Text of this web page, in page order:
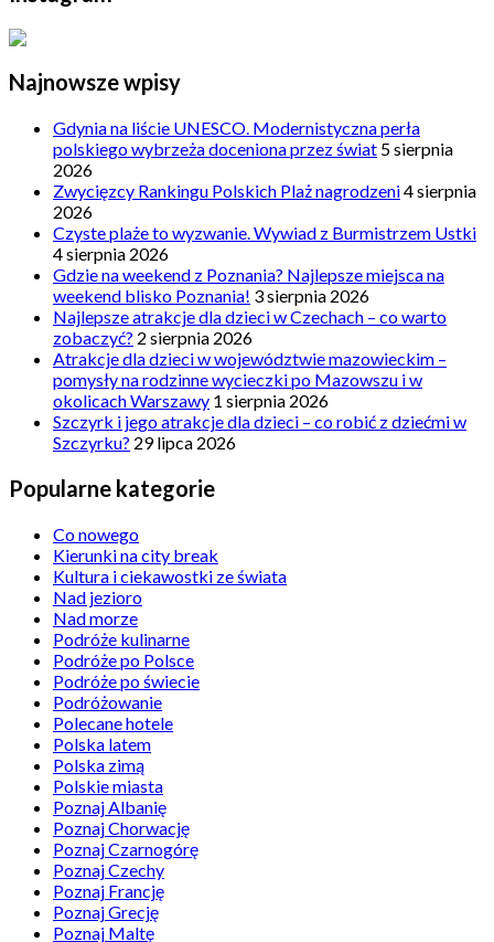
Najnowsze wpisy
Gdynia na liście UNESCO. Modernistyczna perła
polskiego wybrzeża doceniona przez świat 5 sierpnia
2026
Zwycięzcy Rankingu Polskich Plaż nagrodzeni4 sierpnia
2026
Czyste plaże to wyzwanie. Wywiad z Burmistrzem Ustki
4 sierpnia 2026
Gdzie na weekend z Poznania? Najlepsze miejsca na
weekend blisko Poznania! 3 sierpnia 2026
Najlepsze atrakcje dla dzieci w Czechach – co warto
zobaczyć? 2 sierpnia 2026
Atrakcje dla dzieci w województwie mazowieckim –
pomysły na rodzinne wycieczki po Mazowszu i w
okolicach Warszawy 1 sierpnia 2026
Szczyrk i jego atrakcje dla dzieci – co robić z dziećmi w
Szczyrku? 29 lipca 2026
Popularne kategorie
Co nowego
Kierunki na city break
Kultura i ciekawostki ze świata
Nad jezioro
Nad morze
Podróże kulinarne
Podróże po Polsce
Podróże po świecie
Podróżowanie
Polecane hotele
Polska latem
Polska zimą
Polskie miasta
Poznaj Albanię
Poznaj Chorwację
Poznaj Czarnogórę
Poznaj Czechy
Poznaj Francję
Poznaj Grecję
Poznaj Maltę